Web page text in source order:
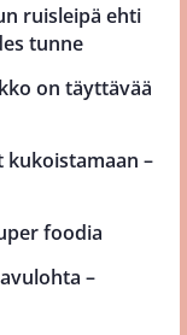
ruisleipä ehti
tunne
on täyttävää
kukoistamaan –
foodia
–